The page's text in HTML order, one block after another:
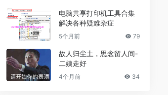
电脑共享打印机工具合集
解决各种疑难杂症
5个月前 79
故人归尘土，思念留人间-
二姨走好
4个月前 34